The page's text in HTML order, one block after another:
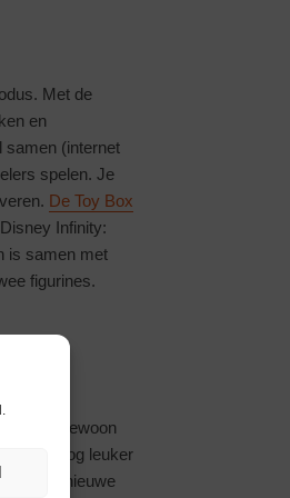
Met de
en
samen (internet
spelen. Je
De Toy Box
Infinity:
is samen met
figurines.
gewoon
Box nog leuker
Deze nieuwe